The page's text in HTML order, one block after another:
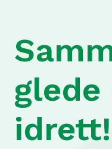
glede
idrett!